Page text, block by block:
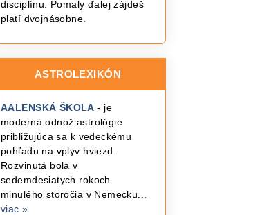
disciplínu. Pomaly ďalej zájdeš
platí dvojnásobne.
ASTROLEXIKÓN
AALENSKÁ ŠKOLA- je
moderná odnož astrológie
približujúca sa k vedeckému
pohľadu na vplyv hviezd.
Rozvinutá bola v
sedemdesiatych rokoch
minulého storočia v Nemecku...
viac »